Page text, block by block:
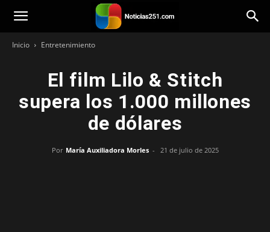
Noticias251
Inicio Entretenimiento
El film Lilo & Stitch
supera los 1.000 millones
de dólares
Por María Auxiliadora Morles - 21 de julio de 2025